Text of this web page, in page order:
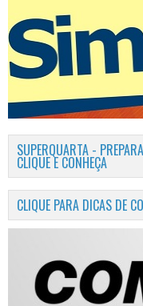
SUPERQUARTA -
CLIQUE E CONHEÇA
CLIQUE PARA DICAS DE